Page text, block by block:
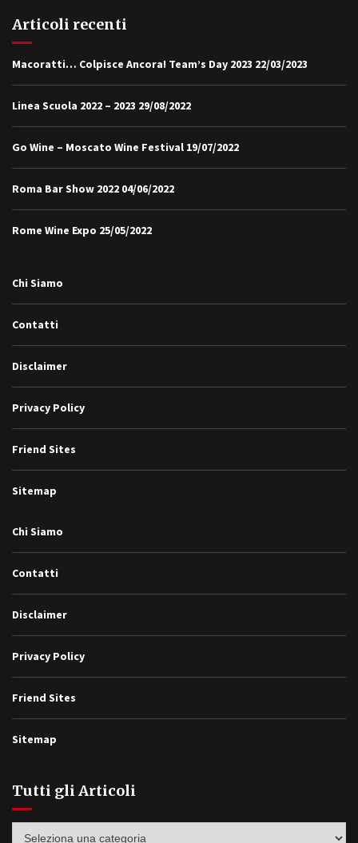
Articoli recenti
Macoratti… Colpisce Ancora! Team’s Day 2023 22/03/2023
Linea Scuola 2022 – 2023 29/08/2022
Go Wine – Moscato Wine Festival 19/07/2022
Roma Bar Show 2022 04/06/2022
Rome Wine Expo 25/05/2022
Chi Siamo
Contatti
Disclaimer
Privacy Policy
Friend Sites
Sitemap
Chi Siamo
Contatti
Disclaimer
Privacy Policy
Friend Sites
Sitemap
Tutti gli Articoli